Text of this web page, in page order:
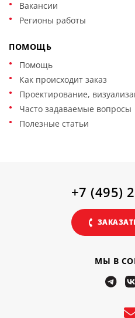
Вакансии
Регионы работы
ПОМОЩЬ
Помощь
Как происходит заказ
Проектирование,
Часто задаваемые вопросы
Полезные статьи
МЫ В
+7 (495)